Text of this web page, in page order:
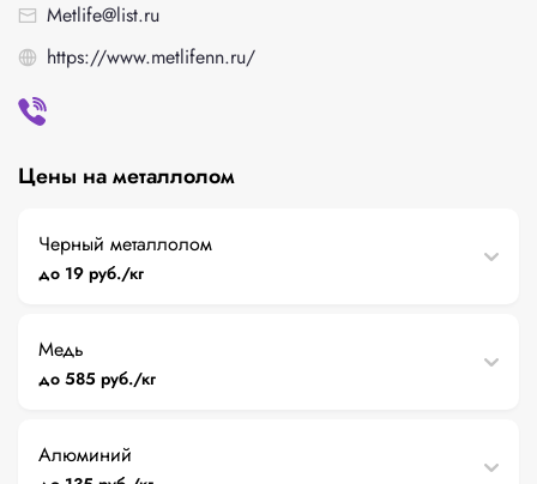
Metlife@list.ru
https://www.metlifenn.ru/
Цены на металлолом
Черный металлолом
до 19 руб./кг
Медь
до 585 руб./кг
Алюминий